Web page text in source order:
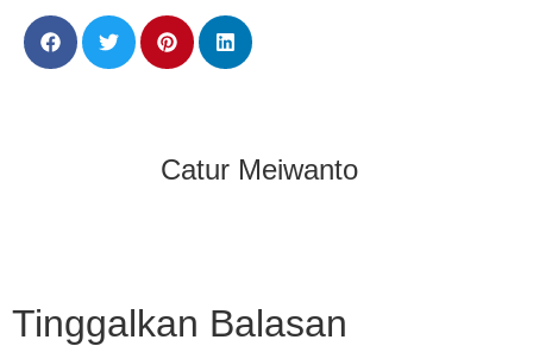
Catur Meiwanto
Tinggalkan Balasan